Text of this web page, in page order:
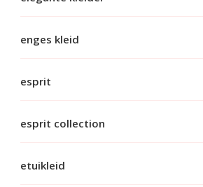
enges kleid
esprit
esprit collection
etuikleid